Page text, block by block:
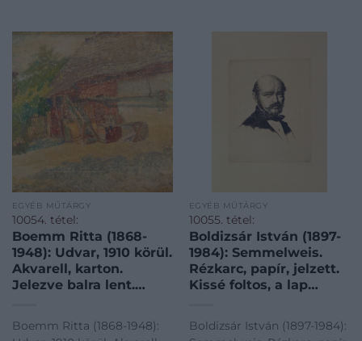
EGYÉB MŰTÁRGY
10054. tétel:
Boemm Ritta (1868-
1948): Udvar, 1910 körül.
Akvarell, karton.
Jelezve balra lent.
Sérült. 38×43,5 cm
Boemm Ritta (1868-1948):
EGYÉB MŰTÁRGY
10055. tétel:
Boldizsár István (1897-
1984): Semmelweis.
Rézkarc, papír, jelzett.
Kissé foltos, a lap
Boldizsár István (1897-1984):